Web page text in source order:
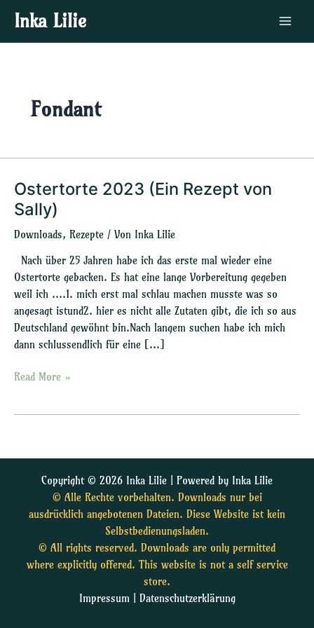
Inhalt
springen
Inka Lilie
Main
Menu
Fondant
Ostertorte 2023 (Ein Rezept von
Sally)
Downloads, Rezepte / Von Inka Lilie
Nach über 25 Jahren habe ich das erste mal wieder eine
Ostertorte gebacken. Es hat eine lange Vorbereitung gegeben
weil ich ….1. mich erst mal schlau machen musste was so
angesagt istund2. hier es nicht alle Zutaten gibt, die ich so aus
Deutschland gewöhnt bin.Nach langem suchen habe ich mich
dann schlussendlich für eine […]
Ostertorte
2023
(Ein
Rezept
von
Sally)
Read More »
Copyright © 2026 Inka Lilie | Powered by Inka Lilie
© Alle Rechte vorbehalten. Downloads nur bei
ausdrücklich angebotenen Dateien. Diese Website ist kein
Selbstbedienungsladen.
© All rights reserved. Downloads are only permitted
where explicitly offered. This website is not a self service
store.
Impressum| Datenschutzerklärung